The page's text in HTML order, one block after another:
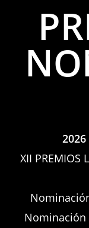
2026
XII PREMIOS